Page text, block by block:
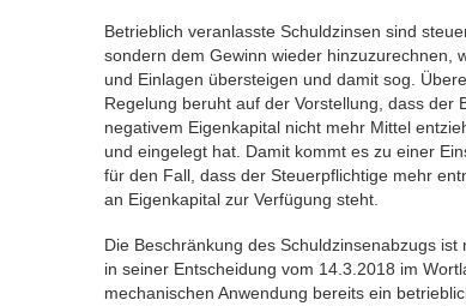
Betrieblich veranlasste Schuldzinsen sind
sondern dem Gewinn wieder hinzuzurechnen,
und Einlagen übersteigen und damit sog.
Regelung beruht auf der Vorstellung, dass der
negativem Eigenkapital nicht mehr Mittel
und eingelegt hat. Damit kommt es zu einer
für den Fall, dass der Steuerpflichtige mehr
an Eigenkapital zur Verfügung steht.
Die Beschränkung des Schuldzinsenabzugs ist
in seiner Entscheidung vom 14.3.2018 im
mechanischen Anwendung bereits ein